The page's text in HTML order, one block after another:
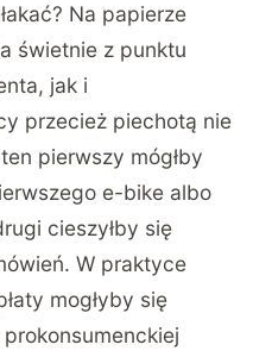
Na papierze
świetnie z punktu
jak i
przecież piechotą nie
pierwszy mógłby
e-bike albo
cieszyłby się
W praktyce
mogłyby się